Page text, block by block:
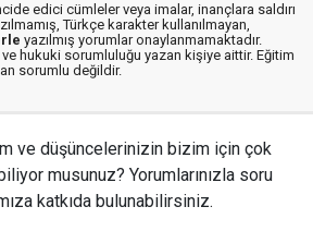
edici cümleler veya imalar, inançlara saldırı
Türkçe karakter kullanılmayan,
yazılmış yorumlar onaylanmamaktadır.
hukuki sorumluluğu yazan kişiye aittir. Eğitim
sorumlu değildir.
ve düşüncelerinizin bizim için çok
musunuz? Yorumlarınızla soru
katkıda bulunabilirsiniz.